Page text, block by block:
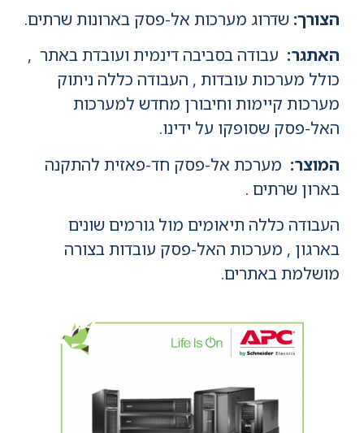
הצורך: שדרוג מערכות אל-פסק בארונות שרתים.
האתגר: עבודה בסביבה דינמית ועובדת באתר ,
כולל מערכות עובדות , העבודה כללה ניתוק
מערכות קיימות וחיבורן מחדש למערכות
האל-פסק שסופקו על ידינו.
המוצר: מערכת אל-פסק חד-פאזית להתקנה
בארון שרתים .
העבודה כללה תיאומים מול גורמים שונים
בארגון , מערכות האל-פסק עובדות בצורה
מושלמת באתרים.